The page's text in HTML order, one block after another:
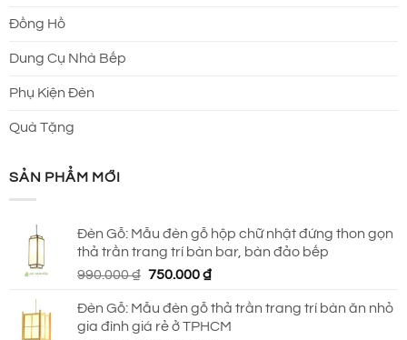
Đồng Hồ
Dung Cụ Nhà Bếp
Phụ Kiện Đèn
Quà Tặng
SẢN PHẨM MỚI
Đèn Gỗ: Mẫu đèn gỗ hộp chữ nhật đứng thon gọn
thả trần trang trí bàn bar, bàn đảo bếp
990.000₫ Giá
là:
990.000 ₫.
750.000₫Giá
tại
là:
Đèn Gỗ: Mẫu đèn gỗ thả trần trang trí bàn ăn nhỏ
gia đình giá rẻ ở TPHCM